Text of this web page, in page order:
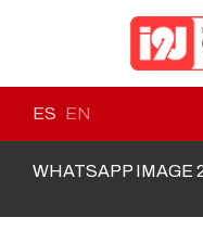
ES EN
WHATSAPP IMAGE